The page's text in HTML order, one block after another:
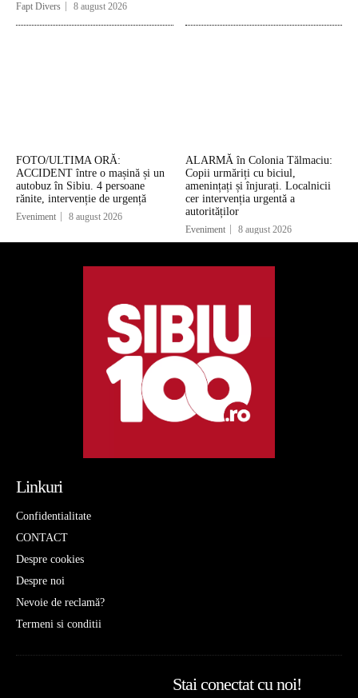
Fapt Divers 8 august 2026
FOTO/ULTIMA ORĂ:
ACCIDENT între o mașină și un
autobuz în Sibiu. 4 persoane
rănite, intervenție de urgență
Eveniment 8 august 2026
ALARMĂ în Colonia Tălmaciu:
Copii urmăriți cu biciul,
amenințați și înjurați. Localnicii
cer intervenția urgentă a
autorităților
Eveniment 8 august 2026
Linkuri
Confidentialitate
CONTACT
Despre cookies
Despre noi
Nevoie de reclamă?
Termeni si conditii
Stai conectat cu noi!